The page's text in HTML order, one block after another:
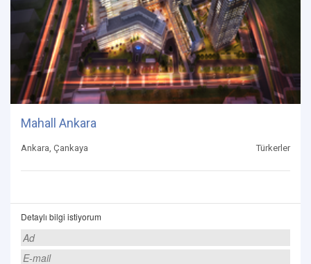
Mahall Ankara
Ankara, Çankaya Türkerler
Detaylı bilgi istiyorum